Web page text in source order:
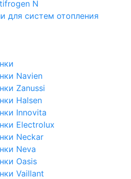
для систем отопления
Navien
Zanussi
Halsen
Innovita
Electrolux
Neckar
Neva
Oasis
Vaillant